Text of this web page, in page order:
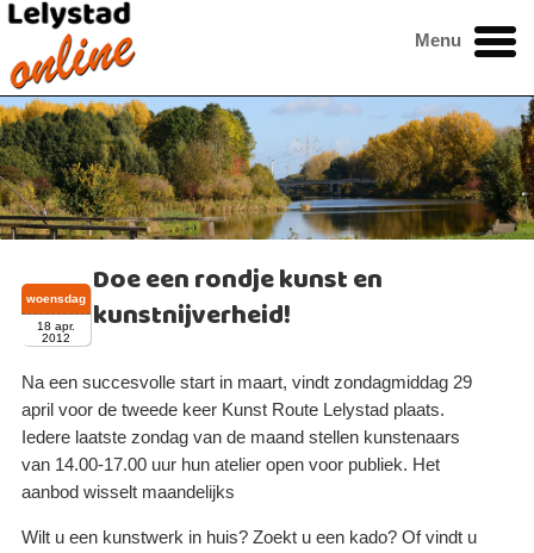
Menu
Doe een rondje kunst en
kunstnijverheid!
woensdag
18 apr.
2012
Na een succesvolle start in maart, vindt zondagmiddag 29
april voor de tweede keer Kunst Route Lelystad plaats.
Iedere laatste zondag van de maand stellen kunstenaars
van 14.00-17.00 uur hun atelier open voor publiek. Het
aanbod wisselt maandelijks
Wilt u een kunstwerk in huis? Zoekt u een kado? Of vindt u